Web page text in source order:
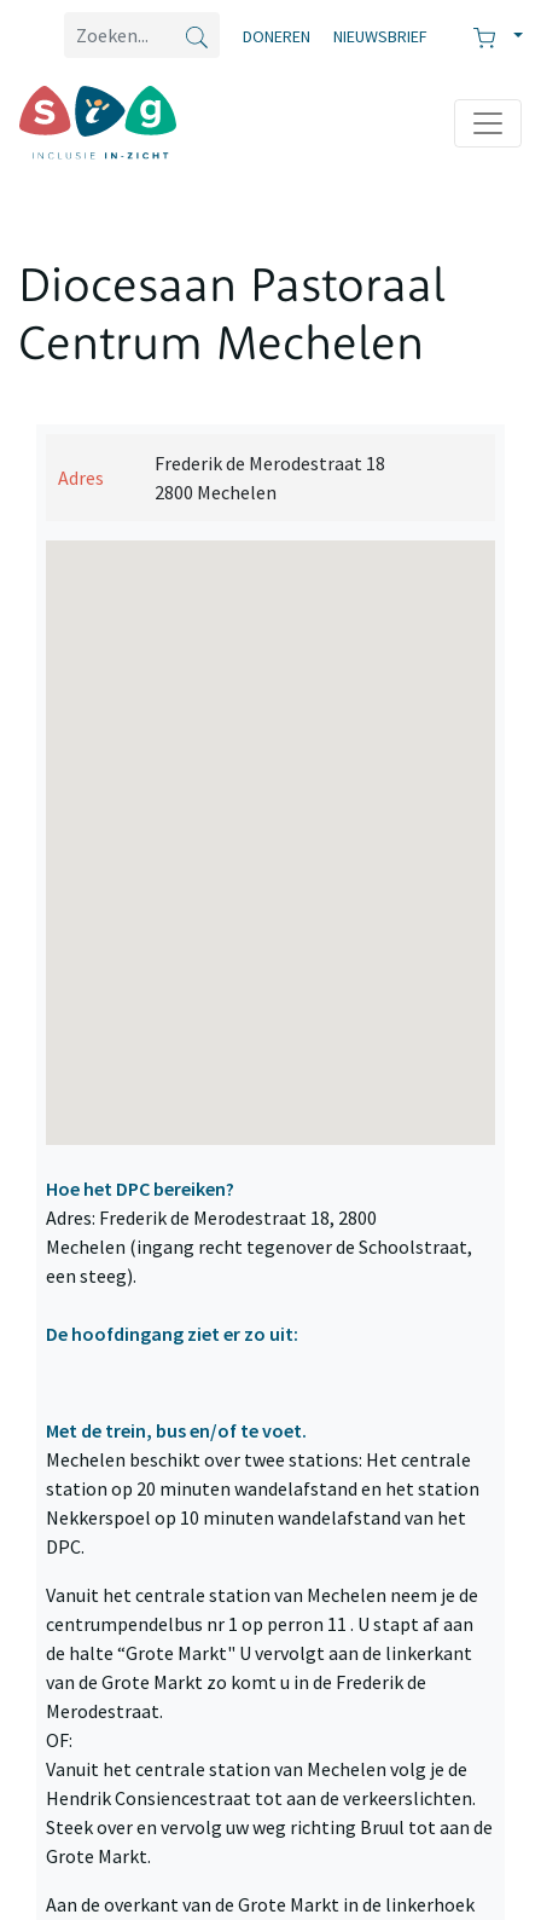
DONEREN NIEUWSBRIEF
Diocesaan Pastoraal
Centrum Mechelen
Adres
Frederik de Merodestraat 18
2800 Mechelen
Hoe het DPC bereiken?
Adres: Frederik de Merodestraat 18, 2800
Mechelen (ingang recht tegenover de Schoolstraat,
een steeg).
De hoofdingang ziet er zo uit:
Met de trein, bus en/of te voet.
Mechelen beschikt over twee stations: Het centrale
station op 20 minuten wandelafstand en het station
Nekkerspoel op 10 minuten wandelafstand van het
DPC.
Vanuit het centrale station van Mechelen neem je de
centrumpendelbus nr 1 op perron 11 . U stapt af aan
de halte “Grote Markt" U vervolgt aan de linkerkant
van de Grote Markt zo komt u in de Frederik de
Merodestraat.
OF:
Vanuit het centrale station van Mechelen volg je de
Hendrik Consiencestraat tot aan de verkeerslichten.
Steek over en vervolg uw weg richting Bruul tot aan de
Grote Markt.
Aan de overkant van de Grote Markt in de linkerhoek